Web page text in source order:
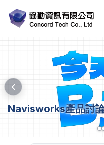
Navisworks產品討